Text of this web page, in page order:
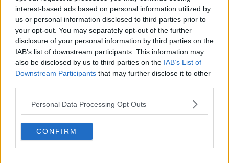
interest-based ads based on personal information utilized by
us or personal information disclosed to third parties prior to
your opt-out. You may separately opt-out of the further
disclosure of your personal information by third parties on the
IAB’s list of downstream participants. This information may
also be disclosed by us to third parties on the IAB’s List of
Downstream Participants that may further disclose it to other
Personal Data Processing Opt Outs
CONFIRM